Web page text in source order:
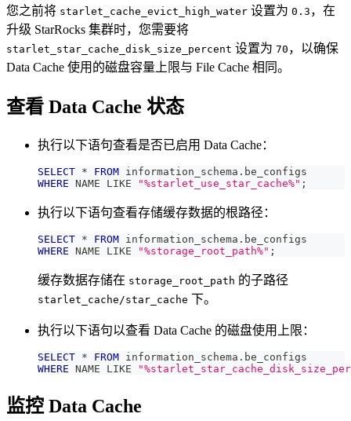
您之前将 starlet_cache_evict_high_water 设置为 0.3 ，在
升级 StarRocks 集群时，您需要将
starlet_star_cache_disk_size_percent 设置为 70 ，以确保
Data Cache 使用的磁盘容量上限与 File Cache 相同。
查看 Data Cache 状态
执行以下语句查看是否已启用 Data Cache：
SELECT * FROM information_schema . be_configs
WHERE NAME LIKE "%starlet_use_star_cache%" ;
执行以下语句查看存储缓存数据的根路径：
SELECT * FROM information_schema . be_configs
WHERE NAME LIKE "%storage_root_path%" ;
缓存数据存储在 storage_root_path 的子路径
starlet_cache/star_cache 下。
执行以下语句以查看 Data Cache 的磁盘使用上限：
SELECT * FROM information_schema . be_configs
WHERE NAME LIKE
监控 Data Cache